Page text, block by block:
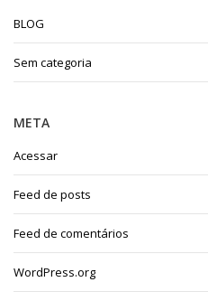
BLOG
Sem categoria
META
Acessar
Feed de posts
Feed de comentários
WordPress.org